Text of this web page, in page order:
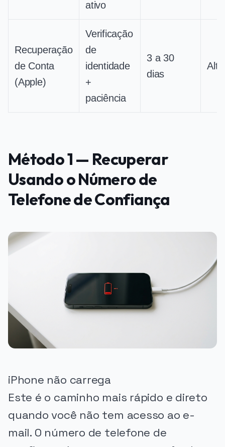
ativo
Recuperação
de Conta
(Apple)
Verificação
de
identidade
+
paciência
3 a 30
dias
Alta
Método 1 — Recuperar
Usando o Número de
Telefone de Confiança
iPhone não carrega
Este é o caminho mais rápido e direto
quando você não tem acesso ao e-
mail. O número de telefone de